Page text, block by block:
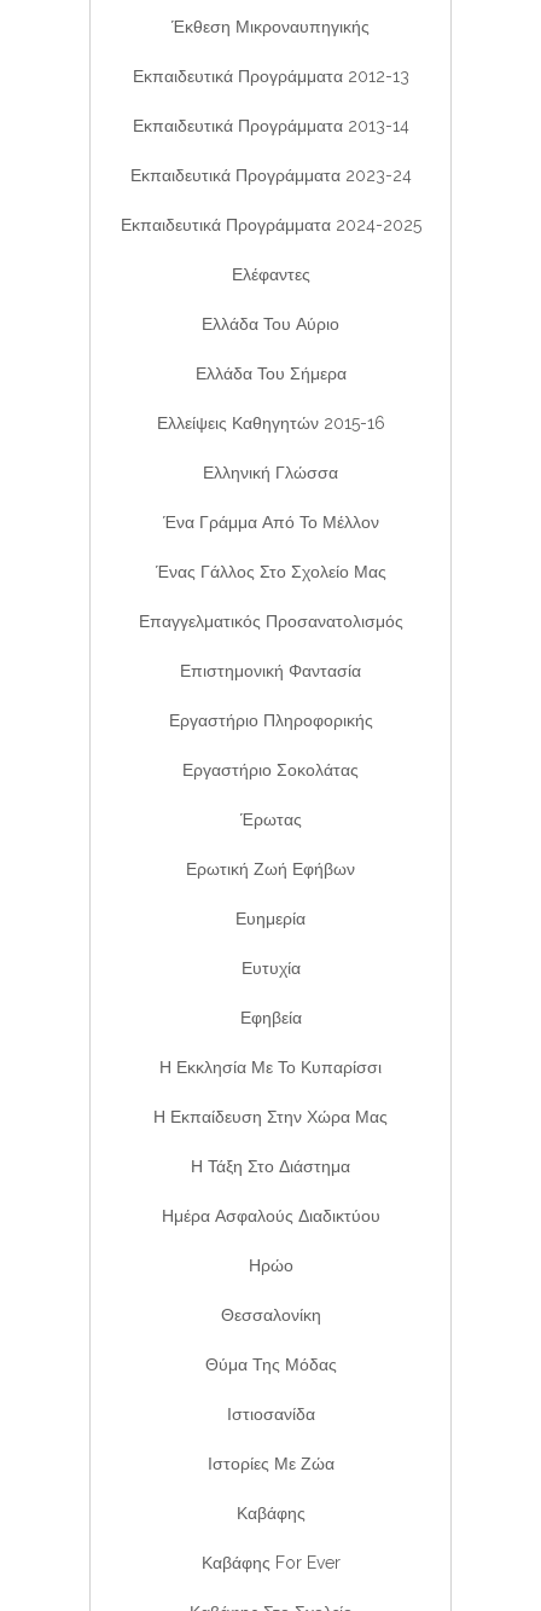
Έκθεση Μικροναυπηγικής
Εκπαιδευτικά Προγράμματα 2012-13
Εκπαιδευτικά Προγράμματα 2013-14
Εκπαιδευτικά Προγράμματα 2023-24
Εκπαιδευτικά Προγράμματα 2024-2025
Ελέφαντες
Ελλάδα Του Αύριο
Ελλάδα Του Σήμερα
Ελλείψεις Καθηγητών 2015-16
Ελληνική Γλώσσα
Ένα Γράμμα Από Το Μέλλον
Ένας Γάλλος Στο Σχολείο Μας
Επαγγελματικός Προσανατολισμός
Επιστημονική Φαντασία
Εργαστήριο Πληροφορικής
Εργαστήριο Σοκολάτας
Έρωτας
Ερωτική Ζωή Εφήβων
Ευημερία
Ευτυχία
Εφηβεία
Η Εκκλησία Με Το Κυπαρίσσι
Η Εκπαίδευση Στην Χώρα Μας
Η Τάξη Στο Διάστημα
Ημέρα Ασφαλούς Διαδικτύου
Ηρώο
Θεσσαλονίκη
Θύμα Της Μόδας
Ιστιοσανίδα
Ιστορίες Με Ζώα
Καβάφης
Καβάφης For Ever